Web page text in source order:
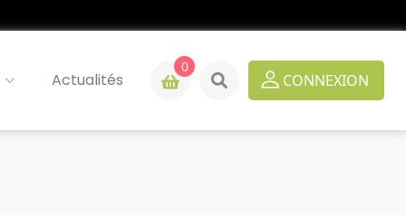
Actualités
0
CONNEXION